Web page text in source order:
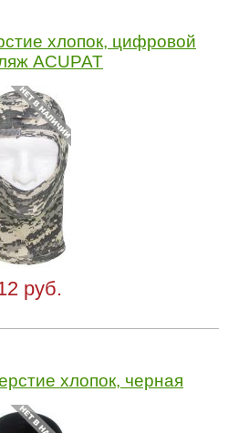
хлопок, цифровой
ACUPAT
руб.
хлопок, черная